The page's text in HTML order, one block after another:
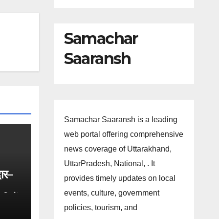
Samachar
Saaransh
Samachar Saaransh is a leading
web portal offering comprehensive
news coverage of Uttarakhand,
UttarPradesh, National, . It
provides timely updates on local
events, culture, government
policies, tourism, and